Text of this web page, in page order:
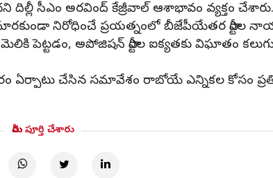
దిల్లీ సీఎం అరవింద్ కేజ్రీవాల్ ఆశాభావం వ్యక్తం చేశారు.
మారకుండా నిరోధించే ప్రయత్నంలో బీజేపీయేతర పార్టీల
పెట్టడం, అపోజిషన్ పార్టీల ఐక్యతకు విఘాతం
చేసిన సమావేశం రాబోయే ఎన్నికల కోసం
మీరు పూర్తి చేశారు